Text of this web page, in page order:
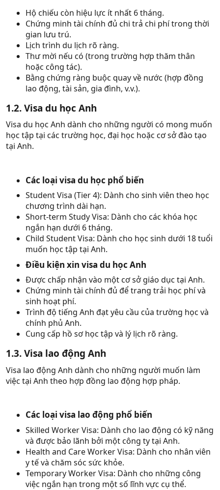
Hộ chiếu còn hiệu lực ít nhất 6 tháng.
Chứng minh tài chính đủ chi trả chi phí trong thời
gian lưu trú.
Lịch trình du lịch rõ ràng.
Thư mời nếu có (trong trường hợp thăm thân
hoặc công tác).
Bằng chứng ràng buộc quay về nước (hợp đồng
lao động, tài sản, gia đình, v.v.).
1.2. Visa du học Anh
Visa du học Anh dành cho những người có mong muốn
học tập tại các trường học, đại học hoặc cơ sở đào tạo
tại Anh.
Các loại visa du học phổ biến
Student Visa (Tier 4): Dành cho sinh viên theo học
chương trình dài hạn.
Short-term Study Visa: Dành cho các khóa học
ngắn hạn dưới 6 tháng.
Child Student Visa: Dành cho học sinh dưới 18 tuổi
muốn học tập tại Anh.
Điều kiện xin visa du học Anh
Được chấp nhận vào một cơ sở giáo dục tại Anh.
Chứng minh tài chính đủ để trang trải học phí và
sinh hoạt phí.
Trình độ tiếng Anh đạt yêu cầu của trường học và
chính phủ Anh.
Cung cấp hồ sơ học tập và lý lịch rõ ràng.
1.3. Visa lao động Anh
Visa lao động Anh dành cho những người muốn làm
việc tại Anh theo hợp đồng lao động hợp pháp.
Các loại visa lao động phổ biến
Skilled Worker Visa: Dành cho lao động có kỹ năng
và được bảo lãnh bởi một công ty tại Anh.
Health and Care Worker Visa: Dành cho nhân viên
y tế và chăm sóc sức khỏe.
Temporary Worker Visa: Dành cho những công
việc ngắn hạn trong một số lĩnh vực cụ thể.